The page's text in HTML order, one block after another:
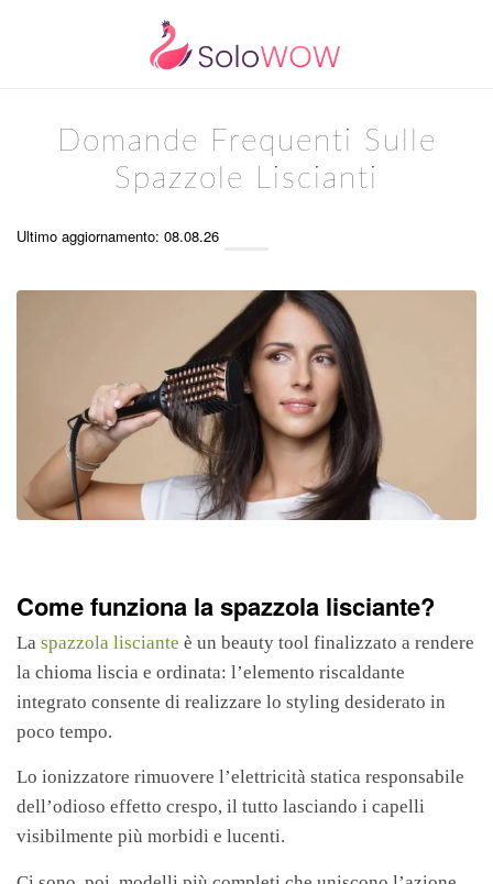
Domande Frequenti Sulle
Spazzole Liscianti
Ultimo aggiornamento: 08.08.26
Come funziona la spazzola lisciante?
La spazzola lisciante è un beauty tool finalizzato a rendere
la chioma liscia e ordinata: l’elemento riscaldante
integrato consente di realizzare lo styling desiderato in
poco tempo.
Lo ionizzatore rimuovere l’elettricità statica responsabile
dell’odioso effetto crespo, il tutto lasciando i capelli
visibilmente più morbidi e lucenti.